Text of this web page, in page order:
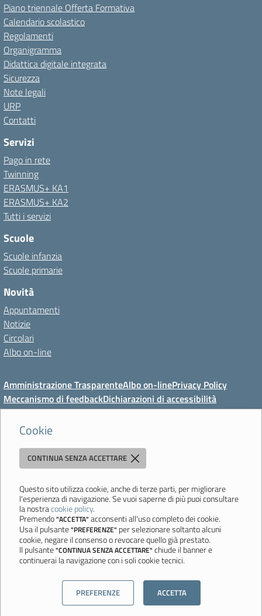
Cookie
CONTINUA SENZA ACCETTARE
Questo sito utilizza cookie, anche di terze parti, per migliorare
l'esperienza di navigazione. Se vuoi saperne di più puoi consultare
la nostracookie policy.
Premendo"ACCETTA" acconsenti all'uso completo dei cookie.
Usa il pulsante"PREFERENZE" per selezionare soltanto alcuni
cookie, negare il consenso o revocare quello già prestato.
Il pulsante"CONTINUA SENZA ACCETTARE" chiude il banner e
continuerai la navigazione con i soli cookie tecnici.
PREFERENZE ACCETTA
Piano triennale Offerta Formativa
Calendario scolastico
Regolamenti
Organigramma
Didattica digitale integrata
Sicurezza
Note legali
URP
Contatti
Servizi
Pago in rete
Twinning
ERASMUS+ KA1
ERASMUS+ KA2
Tutti i servizi
Scuole
Scuole infanzia
Scuole primarie
Novità
Appuntamenti
Notizie
Circolari
Albo on-line
Amministrazione TrasparenteAlbo on-linePrivacy Policy
Meccanismo di feedbackDichiarazioni di accessibilità
Preferenze cookie
Direzione Didattica di Vignola
"Tutti diversamente uguali, tutti ugualmente diversi"
Viale Mazzini, 18 - 41058 Vignola (MO) - Tel. 059 771117 - Fax 059
771113 - Email:moee06000a@istruzione.it- PEC:
moee06000a@pec.istruzione.it
Ultimo aggiornamento: Mercoledì, 5 Agosto 2026 ore 08:44